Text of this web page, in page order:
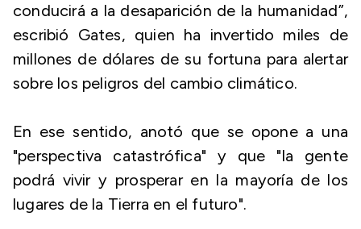
conducirá a la desaparición de la humanidad”,
escribió Gates, quien ha invertido miles de
millones de dólares de su fortuna para alertar
sobre los peligros del cambio climático.
En ese sentido, anotó que se opone a una
"perspectiva catastrófica" y que "la gente
podrá vivir y prosperar en la mayoría de los
lugares de la Tierra en el futuro".